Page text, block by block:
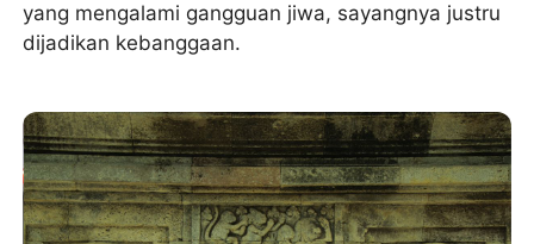
yang mengalami gangguan jiwa, sayangnya justru
dijadikan kebanggaan.